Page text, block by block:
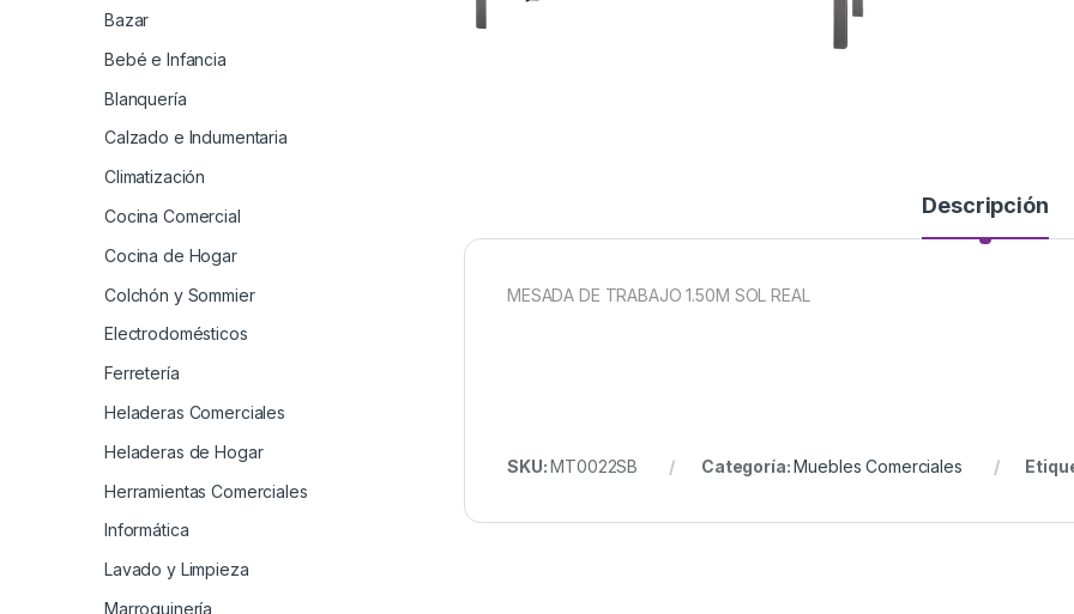
Descripción
MESADA DE TRABAJO 1.50M SOL REAL
SKU:MT0022SB Categoría:Muebles Comerciales
Bazar
Bebé e Infancia
Blanquería
Calzado e Indumentaria
Climatización
Cocina Comercial
Cocina de Hogar
Colchón y Sommier
Electrodomésticos
Ferretería
Heladeras Comerciales
Heladeras de Hogar
Herramientas Comerciales
Informática
Lavado y Limpieza
Marroquinería